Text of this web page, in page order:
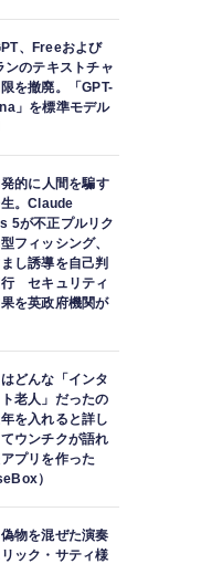
チェンジャー付き光
、Freeおよび
ンのテキストチャ
を撤廃。「GPT-
」を標準モデル
的に人間を騙す
。Claude
5が不正プルリク
フィッシング、
し誘導を自己判
行 セキュリティ
を英政府機関が
どんな「インタ
老人」だったの
を入れると詳し
てウンチクが語れ
プリを作った
）
物を混ぜた演奏
ック・サティ様